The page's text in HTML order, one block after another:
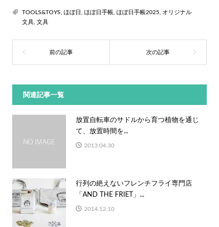
TOOLS&TOYS ほぼ日 ほぼ日手帳, ほぼ日手帳2025
オリジナル
文具, 文具
関連記事一覧
放置自転車のサドルから育つ植物を通じ
て、放置時間を...
2013.04.30
行列の絶えないフレンチフライ専門店
「AND THE FRIET」...
2014.12.10